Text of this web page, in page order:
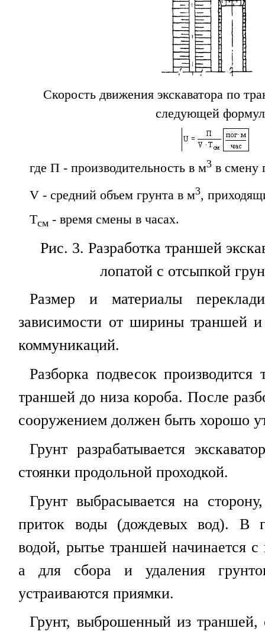
Скорость движения экскаватора по
следующей
где П - производительность в м3 в смену
V - средний объем грунта вм3,
Тсм - время смены в часах.
Рис. 3. Разработка траншей
лопатой с отсыпкой
Размер и материалы
зависимости от ширины траншей
коммуникаций.
Разборка подвесок производится
траншей до низа короба. После
сооружением должен быть хорошо
Грунт разрабатывается
стоянки продольной проходкой.
Грунт выбрасывается на
приток воды (дождевых вод). В
водой, рытье траншей начинается
а для сбора и удаления
устраиваются приямки.
Грунт, выброшенный из траншей,